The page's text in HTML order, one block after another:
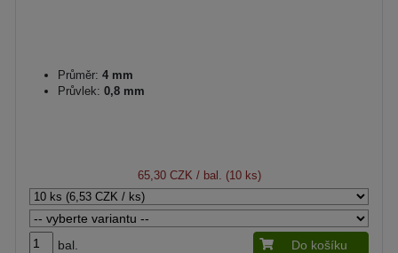
Průměr: 4 mm
Průvlek: 0,8 mm
65,30 CZK / bal. (10 ks)
bal. Do košíku